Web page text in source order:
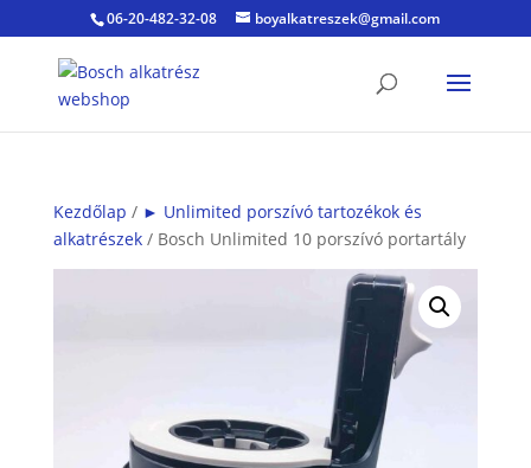
06-20-482-32-08 boyalkatreszek@gmail.com
Kezdőlap / ► Unlimited porszívó tartozékok és
alkatrészek/ Bosch Unlimited 10 porszívó portartály